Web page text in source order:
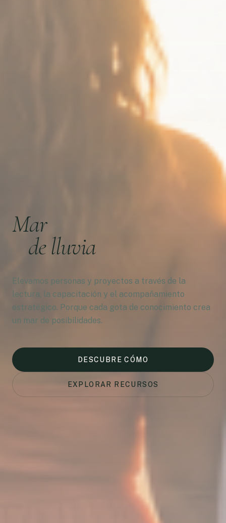
Mar
de lluvia
Elevamos personas y proyectos a través de la
lectura, la capacitación y el acompañamiento
estratégico. Porque cada gota de conocimiento crea
un mar de posibilidades.
DESCUBRE CÓMO
EXPLORAR RECURSOS